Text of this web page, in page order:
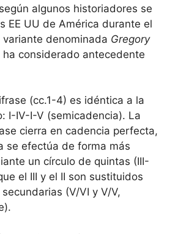
algunos historiadores se
EE UU de América durante el
variante denominada Gregory
considerado antecedente
(cc.1-4) es idéntica a la
I-IV-I-V (semicadencia). La
cierra en cadencia perfecta,
se efectúa de forma más
un círculo de quintas (III-
el III y el II son sustituidos
(V/VI y V/V,